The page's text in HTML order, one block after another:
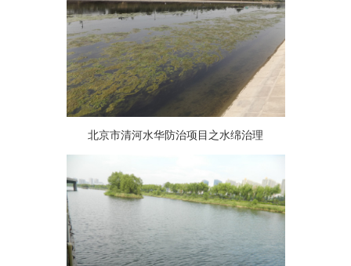
北京市清河水华防治项目之水绵治理